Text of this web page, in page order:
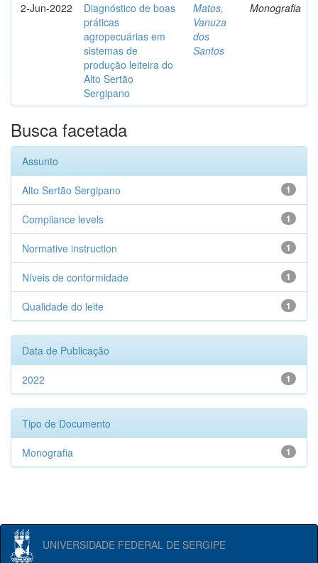
2-Jun-2022
Diagnóstico de boas
práticas
agropecuárias em
sistemas de
produção leiteira do
Alto Sertão
Sergipano
Matos,
Vanuza
dos
Santos
Monografia
Busca facetada
Assunto
1
Alto Sertão Sergipano
1
Compliance levels
1
Normative instruction
1
Níveis de conformidade
1
Qualidade do leite
Data de Publicação
1
2022
Tipo de Documento
1
Monografia
UNIVERSIDADE FEDERAL DE SERGIPE